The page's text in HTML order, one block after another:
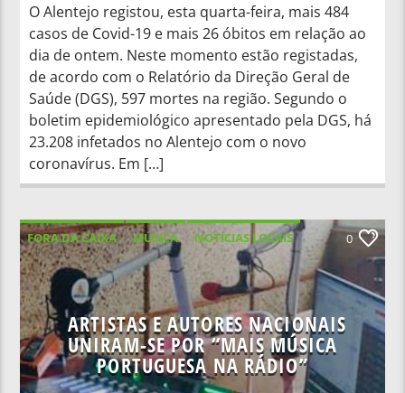
O Alentejo registou, esta quarta-feira, mais 484
casos de Covid-19 e mais 26 óbitos em relação ao
dia de ontem. Neste momento estão registadas,
de acordo com o Relatório da Direção Geral de
Saúde (DGS), 597 mortes na região. Segundo o
boletim epidemiológico apresentado pela DGS, há
23.208 infetados no Alentejo com o novo
coronavírus. Em […]
FORA DA CAIXA MÚSICA
NOTÍCIAS LOCAIS
NOTÍCIAS NACIONAIS
0
ARTISTAS E AUTORES NACIONAIS
UNIRAM-SE POR “MAIS MÚSICA
PORTUGUESA NA RÁDIO”